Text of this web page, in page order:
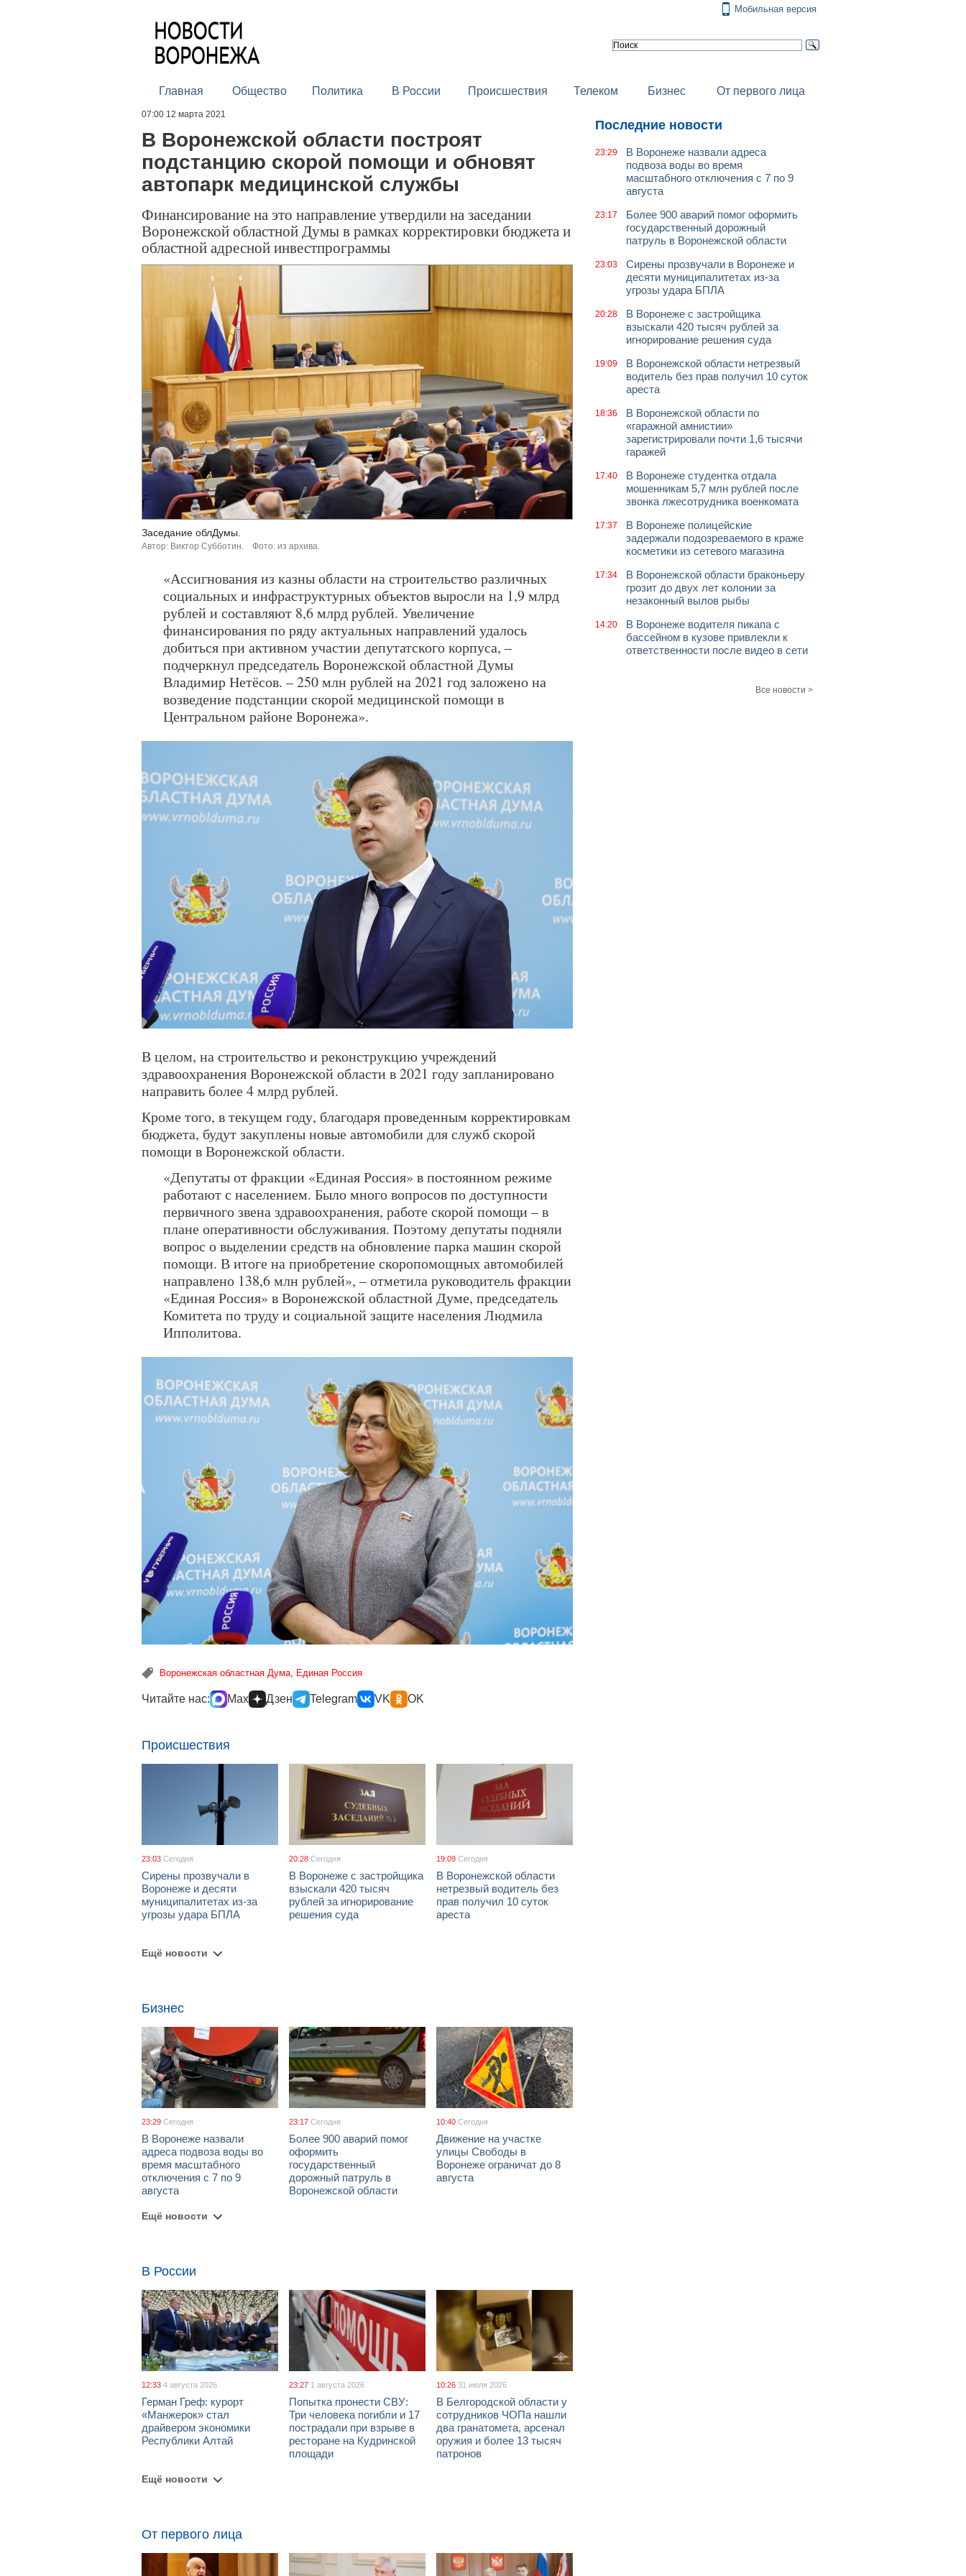
Мобильная версия
Главная Общество Политика В России Происшествия Телеком Бизнес От первого лица
07:00 12 марта 2021
В Воронежской области построят
подстанцию скорой помощи и обновят
автопарк медицинской службы
Финансирование на это направление утвердили на заседании
Воронежской областной Думы в рамках корректировки бюджета и
областной адресной инвестпрограммы
Заседание облДумы.
Автор: Виктор Субботин. Фото: из архива.
«Ассигнования из казны области на строительство различных
социальных и инфраструктурных объектов выросли на 1,9 млрд
рублей и составляют 8,6 млрд рублей. Увеличение
финансирования по ряду актуальных направлений удалось
добиться при активном участии депутатского корпуса, –
подчеркнул председатель Воронежской областной Думы
Владимир Нетёсов. – 250 млн рублей на 2021 год заложено на
возведение подстанции скорой медицинской помощи в
Центральном районе Воронежа».
В целом, на строительство и реконструкцию учреждений
здравоохранения Воронежской области в 2021 году запланировано
направить более 4 млрд рублей.
Кроме того, в текущем году, благодаря проведенным корректировкам
бюджета, будут закуплены новые автомобили для служб скорой
помощи в Воронежской области.
«Депутаты от фракции «Единая Россия» в постоянном режиме
работают с населением. Было много вопросов по доступности
первичного звена здравоохранения, работе скорой помощи – в
плане оперативности обслуживания. Поэтому депутаты подняли
вопрос о выделении средств на обновление парка машин скорой
помощи. В итоге на приобретение скоропомощных автомобилей
направлено 138,6 млн рублей», – отметила руководитель фракции
«Единая Россия» в Воронежской областной Думе, председатель
Комитета по труду и социальной защите населения Людмила
Ипполитова.
Воронежская областная Дума Единая Россия
Читайте нас: Max Дзен Telegram VK OK
Происшествия
23:03 Сегодня
Сирены прозвучали в
Воронеже и десяти
муниципалитетах из-за
угрозы удара БПЛА
20:28 Сегодня
В Воронеже с застройщика
взыскали 420 тысяч
рублей за игнорирование
решения суда
19:09 Сегодня
В Воронежской области
нетрезвый водитель без
прав получил 10 суток
ареста
Ещё новости
Бизнес
23:29 Сегодня
В Воронеже назвали
адреса подвоза воды во
время масштабного
отключения с 7 по 9
августа
23:17 Сегодня
Более 900 аварий помог
оформить
государственный
дорожный патруль в
Воронежской области
10:40 Сегодня
Движение на участке
улицы Свободы в
Воронеже ограничат до 8
августа
Ещё новости
В России
12:33 4 августа 2026
Герман Греф: курорт
«Манжерок» стал
драйвером экономики
Республики Алтай
23:27 1 августа 2026
Попытка пронести СВУ:
Три человека погибли и 17
пострадали при взрыве в
ресторане на Кудринской
площади
10:26 31 июля 2026
В Белгородской области у
сотрудников ЧОПа нашли
два гранатомета, арсенал
оружия и более 13 тысяч
патронов
Ещё новости
От первого лица
Последние новости
23:29
В Воронеже назвали адреса
подвоза воды во время
масштабного отключения с 7 по 9
августа
23:17
Более 900 аварий помог оформить
государственный дорожный
патруль в Воронежской области
23:03
Сирены прозвучали в Воронеже и
десяти муниципалитетах из-за
угрозы удара БПЛА
20:28
В Воронеже с застройщика
взыскали 420 тысяч рублей за
игнорирование решения суда
19:09
В Воронежской области нетрезвый
водитель без прав получил 10 суток
ареста
18:36
В Воронежской области по
«гаражной амнистии»
зарегистрировали почти 1,6 тысячи
гаражей
17:40
В Воронеже студентка отдала
мошенникам 5,7 млн рублей после
звонка лжесотрудника военкомата
17:37
В Воронеже полицейские
задержали подозреваемого в краже
косметики из сетевого магазина
17:34
В Воронежской области браконьеру
грозит до двух лет колонии за
незаконный вылов рыбы
14:20
В Воронеже водителя пикапа с
бассейном в кузове привлекли к
ответственности после видео в сети
Все новости >